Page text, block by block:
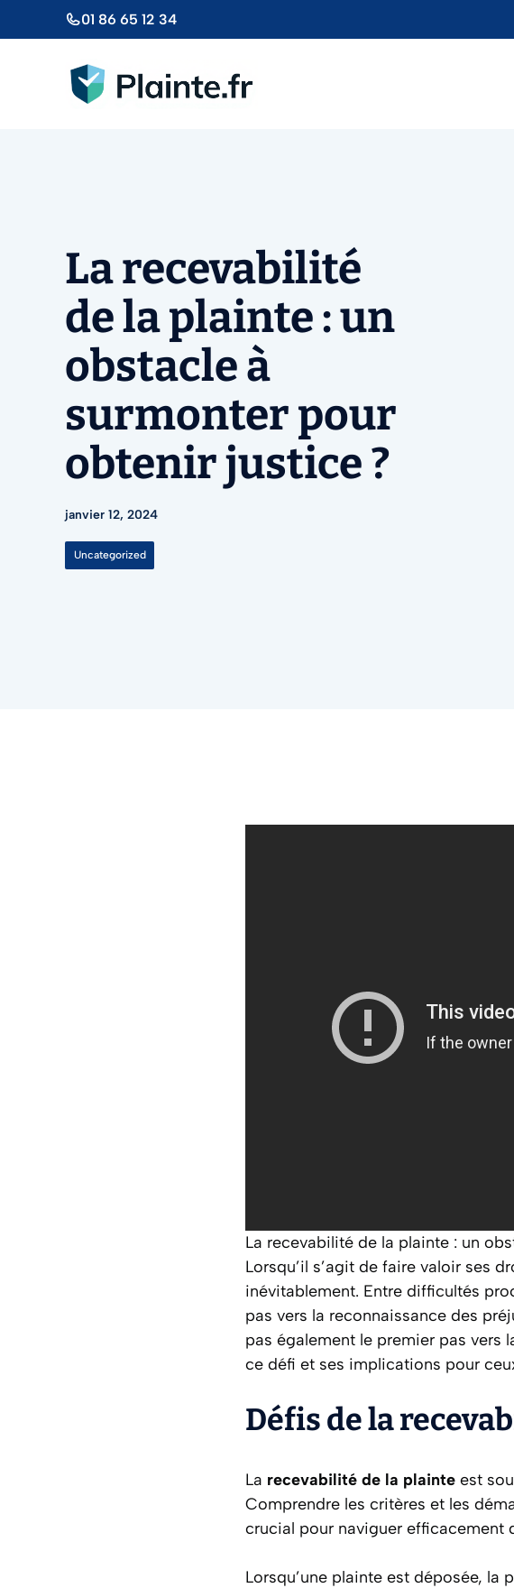
au
01 86 65 12 34
La recevabilité
de la plainte : un
obstacle à
surmonter pour
obtenir justice ?
janvier 12, 2024
Uncategorized
La recevabilité de la plainte : un
Lorsqu’il s’agit de faire valoir ses
inévitablement. Entre difficultés
pas vers la reconnaissance des
pas également le premier pas vers
ce défi et ses implications pour
Défis de la
La recevabilité de la plainte est
Comprendre les critères et les
crucial pour naviguer efficacement
Lorsqu’une plainte est déposée, la